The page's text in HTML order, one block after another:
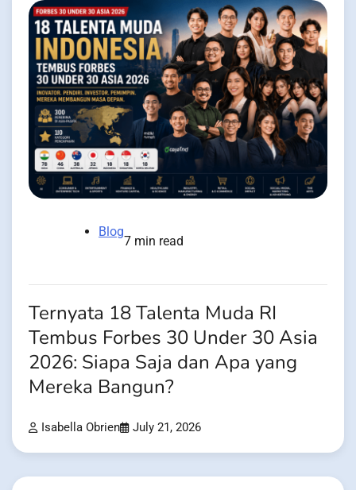
Blog
7 min read
Ternyata 18 Talenta Muda RI
Tembus Forbes 30 Under 30 Asia
2026: Siapa Saja dan Apa yang
Mereka Bangun?
Isabella Obrien July 21, 2026